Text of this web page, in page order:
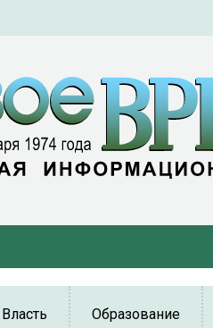
Власть Образование